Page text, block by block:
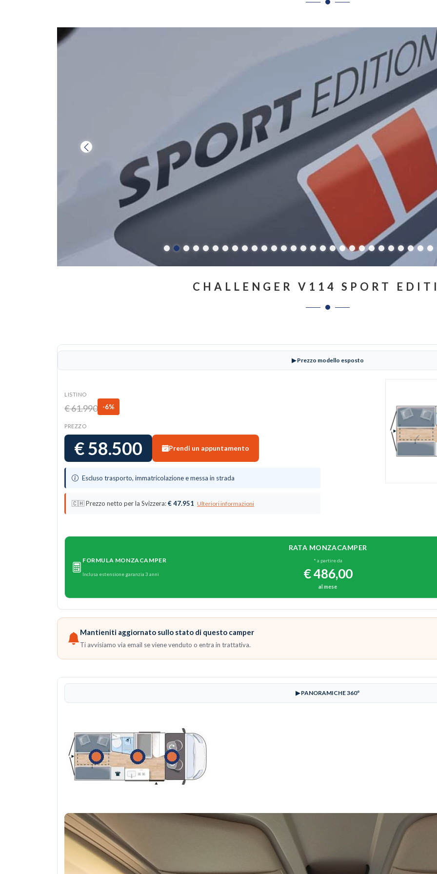
CHALLENGER V114 SPORT
▶ Prezzo modello esposto
LISTINO
€ 61.990 -6%
PREZZO
€ 58.500 Prendi un appuntamento
Escluso trasporto, immatricolazione e messa in strada
🇨🇭 Prezzo netto per la Svizzera:€ 47.951 Ulteriori informazioni
FORMULA MONZACAMPER
Inclusa estensione garanzia 3 anni
RATA MONZACAMPER
* a partire da
€ 486,00
al mese
Mantieniti aggiornato sullo stato di questo camper
Ti avvisiamo via email se viene venduto o entra in trattativa.
▶ PANORAMICHE 360°